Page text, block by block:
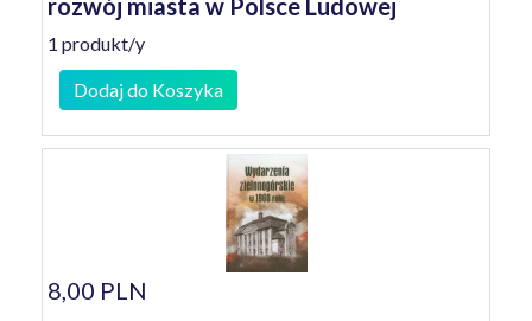
rozwój miasta w Polsce Ludowej
1 produkt/y
Dodaj do Koszyka
8,00 PLN